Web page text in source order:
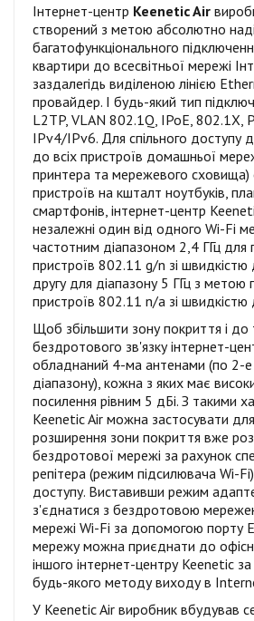
Інтернет-центр Keenetic Air
створений з метою абсолютно
багатофункціонального
квартири до всесвітньої мережі
заздалегідь виділеною лінією
провайдер. І будь-який тип
L2TP, VLAN 802.1Q, IPoE, 802.1X,
IPv4/IPv6. Для спільного доступу
до всіх пристроїв домашньої
принтера та мережевого сховища)
пристроїв на кшталт ноутбуків,
смартфонів, інтернет-центр
незалежні один від одного Wi-Fi
частотним діапазоном 2,4 ГГц для
пристроїв 802.11 g/n зі
другу для діапазону 5 ГГц з метою
пристроїв 802.11 n/a зі
Щоб збільшити зону покриття і до
бездротового зв'язку інтернет-
обладнаний 4-ма антенами (по 2-
діапазону), кожна з яких має
посилення рівним 5 дБі. З такими
Keenetic Air можна застосувати
розширення зони покриття вже
бездротової мережі за рахунок
репітера (режим підсилювача Wi-
доступу. Виставивши режим
з'єднатися з бездротовою
мережі Wi-Fi за допомогою
мережу можна приєднати до
іншого інтернет-центру Keenetic
будь-якого методу виходу в
У Keenetic Air виробник вбудував